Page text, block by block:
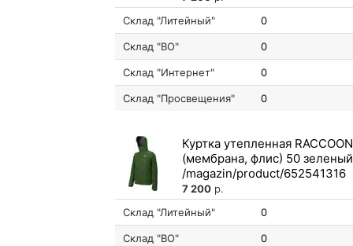
Склад "Литейный"
0
Склад "ВО" 0
Склад "Интернет" 0
Склад "Просвещения" 0
Куртка утепленная RACCOON
(мембрана, флис) 50 зеленый
7 200 р.
Склад "Литейный"
0
Склад "ВО" 0